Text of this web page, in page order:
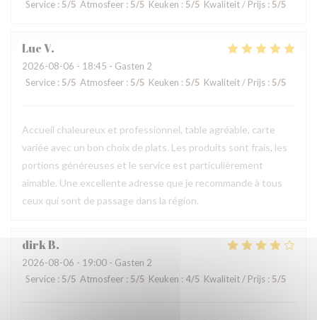
Service : 5/5 Atmosfeer : 5/5 Keuken : 5/5 Kwaliteit / Prijs : 5/5
LucV
2026-08-06 - 18:45 - Gasten 2
Service : 5/5 Atmosfeer : 5/5 Keuken : 5/5 Kwaliteit / Prijs : 5/5
Accueil chaleureux et professionnel, table agréable, carte
variée avec un bon choix de plats. Les produits sont frais, les
portions généreuses et le service est particulièrement
aimable. Une excellente adresse que je recommande à tous
ceux qui sont de passage dans la région.
dirkB
2026-08-06 - 19:00 - Gasten 2
Service : 5/5 Atmosfeer : 5/5 Keuken : 4/5 Kwaliteit / Prijs : 5/5